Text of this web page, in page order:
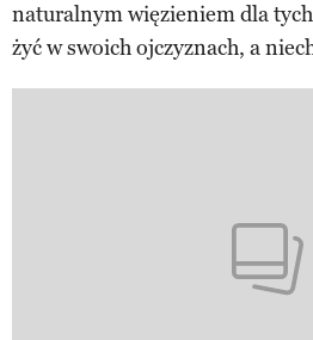
naturalnym więzieniem dla
żyć w swoich ojczyznach, a